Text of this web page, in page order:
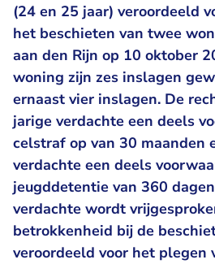
(24 en 25 jaar) veroordeeld
het beschieten van twee
aan den Rijn op 10 oktober
woning zijn zes inslagen
ernaast vier inslagen. De
jarige verdachte een deels
celstraf op van 30 maanden
verdachte een deels
jeugddetentie van 360
verdachte wordt
betrokkenheid bij de
veroordeeld voor het plegen